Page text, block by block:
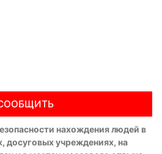
нахождения людей в
досуговых учреждениях, на